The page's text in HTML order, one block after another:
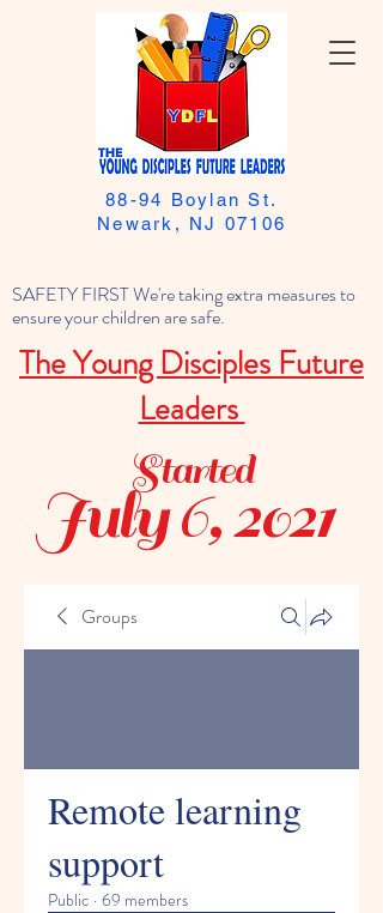
SAFETY FIRST We're taking extra measures to
ensure your children are safe.
The Young Disciples Future
Leaders
88-94 Boylan St.
Newark, NJ 07106
July 6, 2021
Started
Groups
Remote learning
support
Public · 69 members